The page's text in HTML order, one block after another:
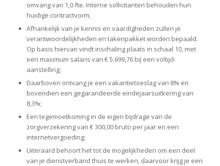
omvang van 1,0 fte. Interne sollicitanten behouden hun
huidige contractvorm;
Afhankelijk van je kennis en vaardigheden zullen je
verantwoordelijkheden en takenpakket worden bepaald.
Op basis hiervan vindt inschaling plaats in schaal 10, met
een maximum salaris van € 5.699,76 bij een voltijd-
aanstelling;
Daarboven ontvang je een vakantietoeslag van 8% en
bovendien een gegarandeerde eindejaarsuitkering van
8,3%;
Een tegemoetkoming in de eigen bijdrage van de
zorgverzekering van € 300,00 bruto per jaar en een
internetvergoeding;
Uiteraard behoort het tot de mogelijkheden om een deel
van je dienstverband thuis te werken, daarvoor krijg je een